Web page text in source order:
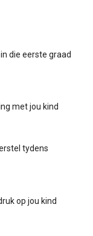
die eerste graad
met jou kind
tydens
op jou kind